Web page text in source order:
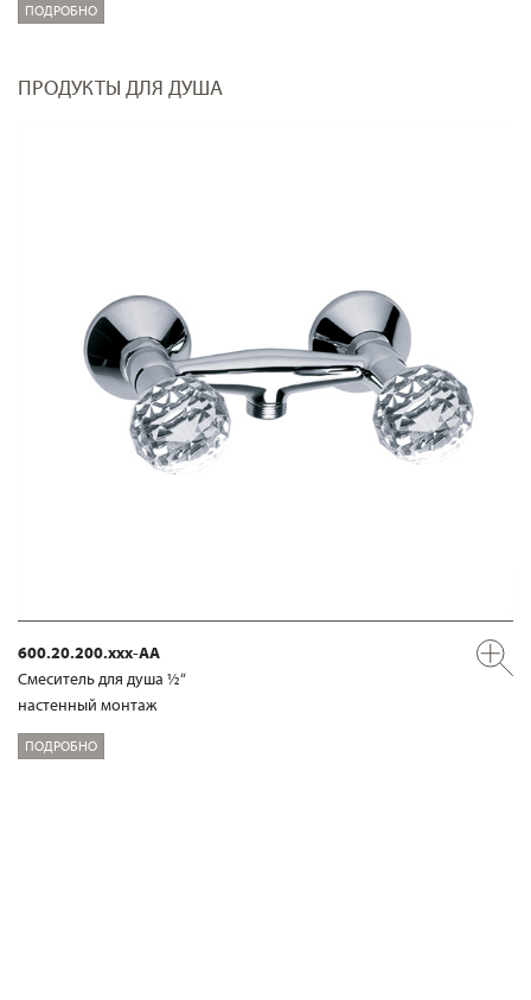
ПОДРОБНО
ПРОДУКТЫ ДЛЯ ДУША
600.20.200.xxx-AA
Смеситель для душа ½“
настенный монтаж
ПОДРОБНО